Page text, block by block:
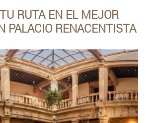
RUTA EN EL MEJOR
PALACIO RENACENTISTA